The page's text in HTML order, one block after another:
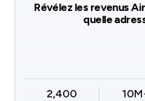
Révélez les revenus
quelle
2,400